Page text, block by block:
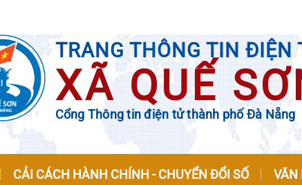
TRANG THÔNG TIN ĐIỆN
XÃ QUẾ
Cổng Thông tin điện tử thành phố Đà Nẵng
CẢI CÁCH HÀNH CHÍNH - CHUYỂN ĐỔI SỐ VĂN